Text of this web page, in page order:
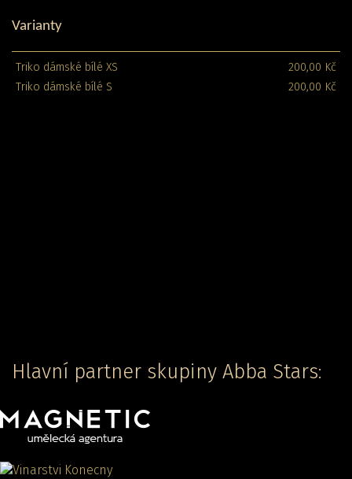
Varianty
Triko dámské bílé XS
200,00 Kč
Triko dámské bílé S
200,00 Kč
Hlavní partner skupiny Abba Stars: